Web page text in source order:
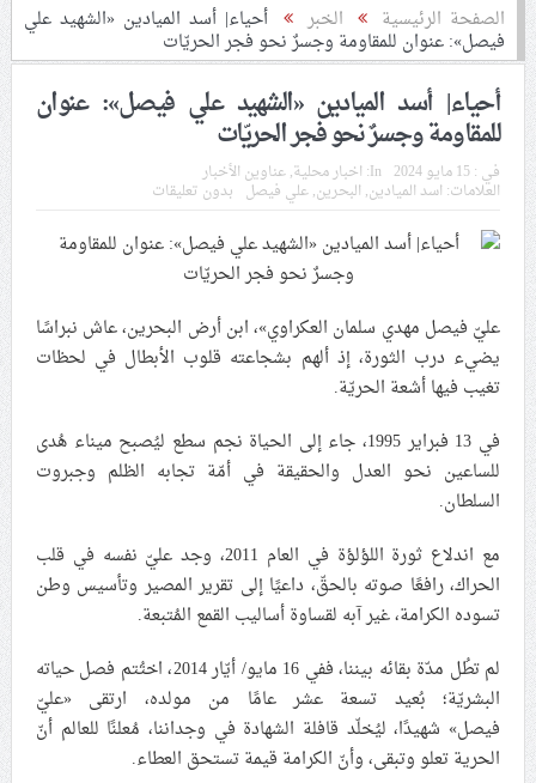
ملفّ إنسانيّ مؤلم.. الأسيرات الفلسطينيّات بين القمع
والإهمال الطبي
55 مأتمًا وحسينيّة يعترضون على الإجراءات القمعيّة للنظام
في موسم عاشوراء
ويعتقل العشرات من الشبّان
من شعائر عاشوراء.. ولن يساوم على هويّته وقيمه في
الحريّة والتحرير
مقال: عاشوراء البحرين… ميدان جهاد بالكلمة
الفقيه القائد قاسم: لن تقتلوا الحسين.. إنّ الحسين سيقتل
طاغوتيّتكم
انطلاق المحادثات الإيرانيّة- الأمريكيّة في سويسرا
علماء البحرين: طلب الترخيص والإجازة من السلطة في
ممارسة الشعائر الحسينيّة هو في حقيقته محاربة لقضيّة
الإمام الحسين «ع»
الصفحة الرئيسية الخبر أحياء| أسد الميادين «الشهيد علي
فيصل»: عنوان للمقاومة وجسرٌ نحو فجر الحريّات
أحياء| أسد الميادين «الشهيد علي فيصل»: عنوان
للمقاومة وجسرٌ نحو فجر الحريّات
في :15 مايو 2024 In: اخبار محلية,عناوين الأخبار
العلامات: اسد الميادين, البحرين,علي فيصل بدون تعليقات
عليّ فيصل مهدي سلمان العكراوي»، ابن أرض البحرين، عاش نبراسًا
يضيء درب الثورة، إذ ألهم بشجاعته قلوب الأبطال في لحظات
تغيب فيها أشعة الحريّة.
في 13 فبراير 1995، جاء إلى الحياة نجم سطع ليُصبح ميناء هُدى
للساعين نحو العدل والحقيقة في أمّة تجابه الظلم وجبروت
السلطان.
مع اندلاع ثورة اللؤلؤة في العام 2011، وجد عليّ نفسه في قلب
الحراك، رافعًا صوته بالحقّ، داعيًا إلى تقرير المصير وتأسيس وطن
تسوده الكرامة، غير آبه لقساوة أساليب القمع المُتبعة.
لم تطُل مدّة بقائه بيننا، ففي 16 مايو/ أيّار 2014، اختُتم فصل حياته
البشريّة؛ بُعيد تسعة عشر عامًا من مولده، ارتقى «عليّ
فيصل» شهيدًا، ليُخلّد قافلة الشهادة في وجداننا، مُعلنًا للعالم أنّ
الحرية تعلو وتبقى، وأنّ الكرامة قيمة تستحق العطاء.